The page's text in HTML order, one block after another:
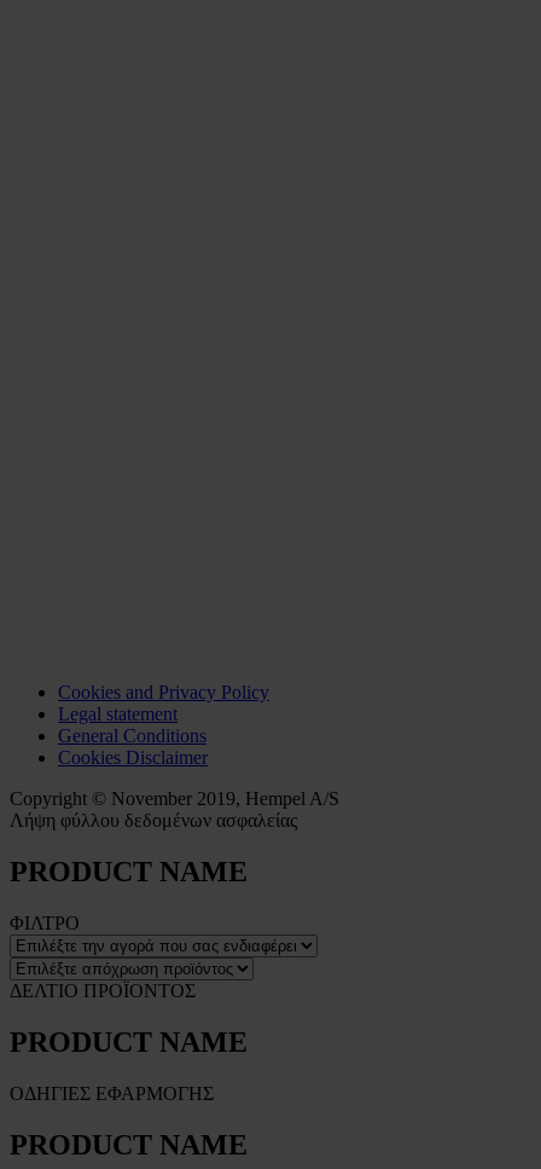
Cookies and Privacy Policy
Legal statement
General Conditions
Cookies Disclaimer
Copyright © November 2019, Hempel A/S
Λήψη φύλλου δεδομένων ασφαλείας
PRODUCT NAME
ΦΙΛΤΡΟ
ΔΕΛΤΙΟ ΠΡΟΪΟΝΤΟΣ
PRODUCT NAME
ΟΔΗΓΙΕΣ ΕΦΑΡΜΟΓΗΣ
PRODUCT NAME